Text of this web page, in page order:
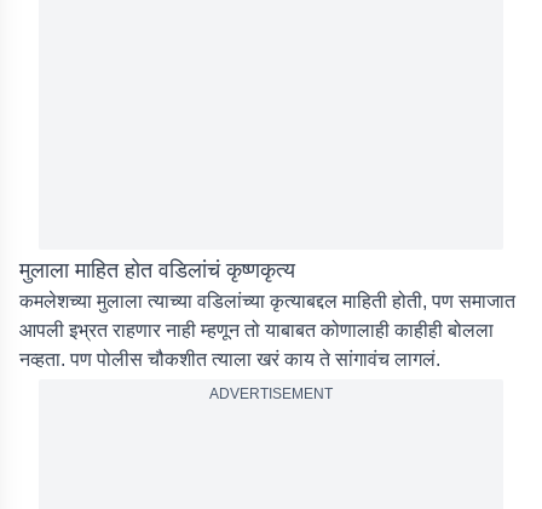
मुलाला माहित होत वडिलांचं कृष्णकृत्य
कमलेशच्या मुलाला त्याच्या वडिलांच्या कृत्याबद्दल माहिती होती, पण समाजात
आपली इभ्रत राहणार नाही म्हणून तो याबाबत कोणालाही काहीही बोलला
नव्हता. पण पोलीस चौकशीत त्याला खरं काय ते सांगावंच लागलं.
ADVERTISEMENT